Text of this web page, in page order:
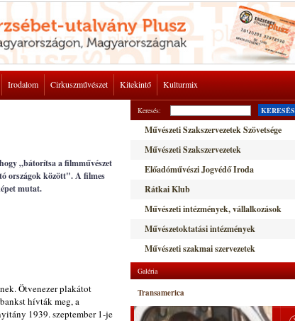
Irodalom Cirkuszművészet Kitekintő Kulturmix
„bátorítsa a filmművészet
országok között". A filmes
mutat.
Ötvenezer plakátot
hívták meg, a
1939. szeptember 1-je
Keresés: KERESÉS
Művészeti Szakszervezetek Szövetsége
Művészeti Szakszervezetek
Előadóművészi Jogvédő Iroda
Rátkai Klub
Művészeti intézmények, vállalkozások
Művészetoktatási intézmények
Művészeti szakmai szervezetek
Galéria
Transamerica